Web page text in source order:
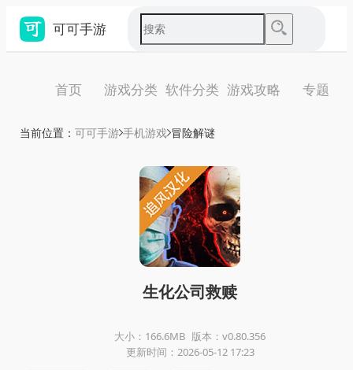
可可手游
首页 游戏分类 软件分类 游戏攻略 专题
当前位置： 可可手游 手机游戏 冒险解谜
生化公司救赎
大小：166.6MB 版本：v0.80.356
更新时间：2026-05-12 17:23